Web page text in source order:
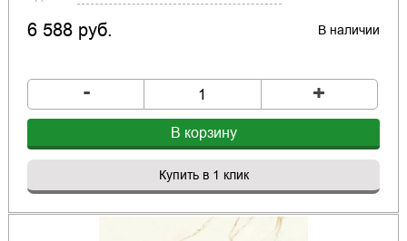
6 588 руб. В наличии
- +
В корзину
Купить в 1 клик